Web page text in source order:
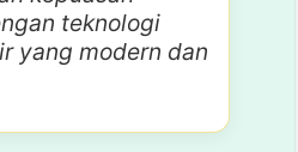
teknologi
yang modern dan